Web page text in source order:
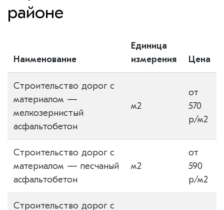
районе
Наименование
Единица
измерения
Цена
Строительство дорог с
материалом —
мелкозернистый
асфальтобетон
м2
от
570
р/м2
Строительство дорог с
материалом — песчаный
асфальтобетон
м2
от
590
р/м2
Строительство дорог с